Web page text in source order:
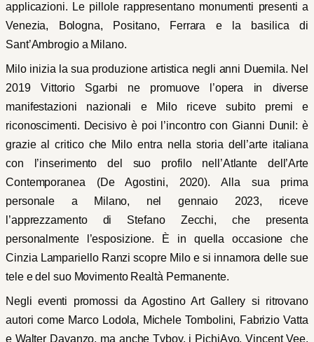
applicazioni. Le pillole rappresentano monumenti presenti a
Venezia, Bologna, Positano, Ferrara e la basilica di
Sant’Ambrogio a Milano.
Milo inizia la sua produzione artistica negli anni Duemila. Nel
2019 Vittorio Sgarbi ne promuove l’opera in diverse
manifestazioni nazionali e Milo riceve subito premi e
riconoscimenti. Decisivo è poi l’incontro con Gianni Dunil: è
grazie al critico che Milo entra nella storia dell’arte italiana
con l’inserimento del suo profilo nell’Atlante dell’Arte
Contemporanea (De Agostini, 2020). Alla sua prima
personale a Milano, nel gennaio 2023, riceve
l’apprezzamento di Stefano Zecchi, che presenta
personalmente l’esposizione. È in quella occasione che
Cinzia Lampariello Ranzi scopre Milo e si innamora delle sue
tele e del suo Movimento Realtà Permanente.
Negli eventi promossi da Agostino Art Gallery si ritrovano
autori come Marco Lodola, Michele Tombolini, Fabrizio Vatta
e Walter Davanzo, ma anche Tvboy, i PichiAvo, Vincent Vee,